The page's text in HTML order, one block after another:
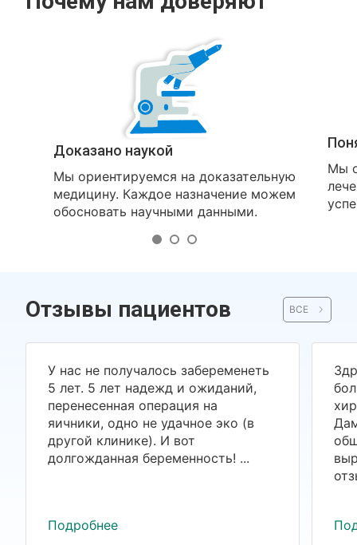
Доказано наукой
Мы ориентируемся на доказательную
медицину. Каждое назначение можем
обосновать научными данными.
Мы
Отзывы пациентов ВСЕ
У нас не получалось забеременеть
5 лет. 5 лет надежд и ожиданий,
перенесенная операция на
яичники, одно не удачное эко (в
другой клинике). И вот
долгожданная беременность! ...
Подробнее